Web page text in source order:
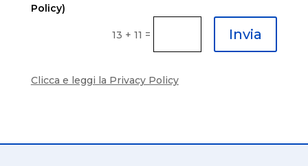
Policy)
13 + 11 = Invia
Clicca e leggi la Privacy Policy